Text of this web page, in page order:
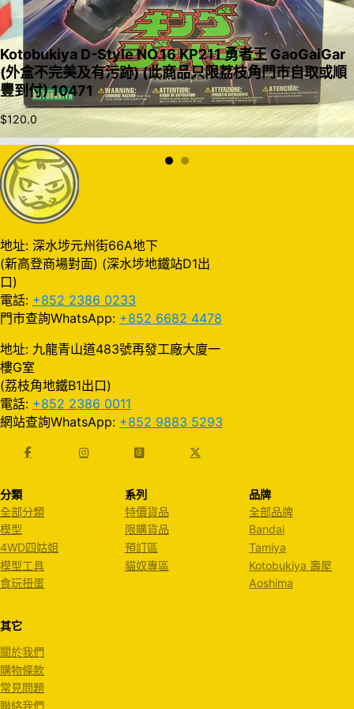
入購物車
Kotobukiya D-Style NO.16 KP211 勇者王 GaoGaiGar
(外盒不完美及有污跡) (此商品只限荔枝角門市自取或順
豐到付) 10471
$120.0
地址: 深水埗元州街66A地下
(新高登商場對面) (深水埗地鐵站D1出
口)
電話: +852 2386 0233
門市查詢WhatsApp: +852 6682 4478
地址: 九龍青山道483號再發工廠大廈一
樓G室
(荔枝角地鐵B1出口)
電話: +852 2386 0011
網站查詢WhatsApp: +852 9883 5293
分類
全部分類
模型
4WD四姑姐
模型工具
食玩扭蛋
系列
特價貨品
限購貨品
預訂區
貓奴專區
品牌
全部品牌
Bandai
Tamiya
Kotobukiya 壽屋
Aoshima
其它
關於我們
購物條款
常見問題
聯絡我們